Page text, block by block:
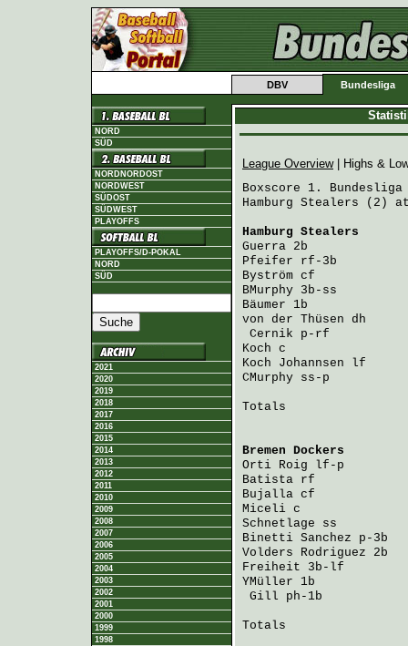
DBV Bundesliga
NORD
SÜD
NORDNORDOST
NORDWEST
SÜDOST
SÜDWEST
PLAYOFFS
PLAYOFFS/D-POKAL
NORD
SÜD
2021
2020
2019
2018
2017
2016
2015
2014
2013
2012
2011
2010
2009
2008
2007
2006
2005
2004
2003
2002
2001
2000
1999
1998
League Overview| Highs &
Boxscore 1. Bundesliga
Hamburg Stealers (2)
Hamburg Stealers
Guerra 2b
Pfeifer rf-3b
Byström cf
BMurphy 3b-ss
Bäumer 1b
von der Thüsen dh
Cernik p-rf
Koch c
Koch Johannsen lf
CMurphy ss-p
Totals
Bremen Dockers
Orti Roig lf-p
Batista rf
Bujalla cf
Miceli c
Schnetlage ss
Binetti Sanchez p-3b
Volders Rodriguez 2b
Freiheit 3b-lf
YMüller 1b
Gill ph-1b
Totals